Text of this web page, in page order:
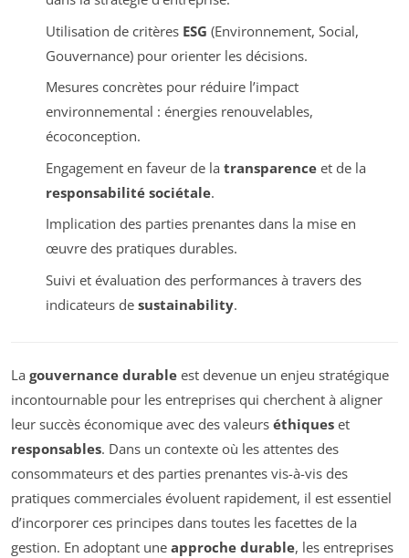
Utilisation de critères ESG (Environnement, Social,
Gouvernance) pour orienter les décisions.
Mesures concrètes pour réduire l’impact
environnemental : énergies renouvelables,
écoconception.
Engagement en faveur de la transparenceet de la
responsabilité sociétale.
Implication des parties prenantes dans la mise en
œuvre des pratiques durables.
Suivi et évaluation des performances à travers des
indicateurs de sustainability.
La gouvernance durable est devenue un enjeu stratégique
incontournable pour les entreprises qui cherchent à aligner
leur succès économique avec des valeurs éthiques et
responsables. Dans un contexte où les attentes des
consommateurs et des parties prenantes vis-à-vis des
pratiques commerciales évoluent rapidement, il est essentiel
d’incorporer ces principes dans toutes les facettes de la
gestion. En adoptant une approche durable, les entreprises